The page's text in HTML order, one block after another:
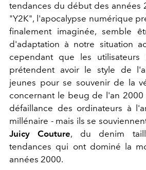
tendances du début des années
"Y2K", l'apocalypse numérique
finalement imaginée, semble
d'adaptation à notre situation
cependant que les
prétendent avoir le style de
jeunes pour se souvenir de la
concernant le beug de l'an
défaillance des ordinateurs à
millénaire - mais ils se
Juicy Couture, du denim
tendances qui ont dominé la
années 2000.